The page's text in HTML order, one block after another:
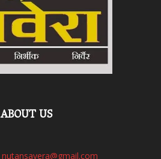
ABOUT US
nutansavera@gmail.com